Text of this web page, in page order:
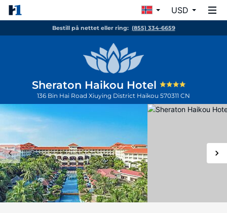
USD
Bestill på nettet eller ring: (855) 334-6659
Sheraton Haikou Hotel
136 Bin Hai Road Xiuying District Haikou 570311 CN